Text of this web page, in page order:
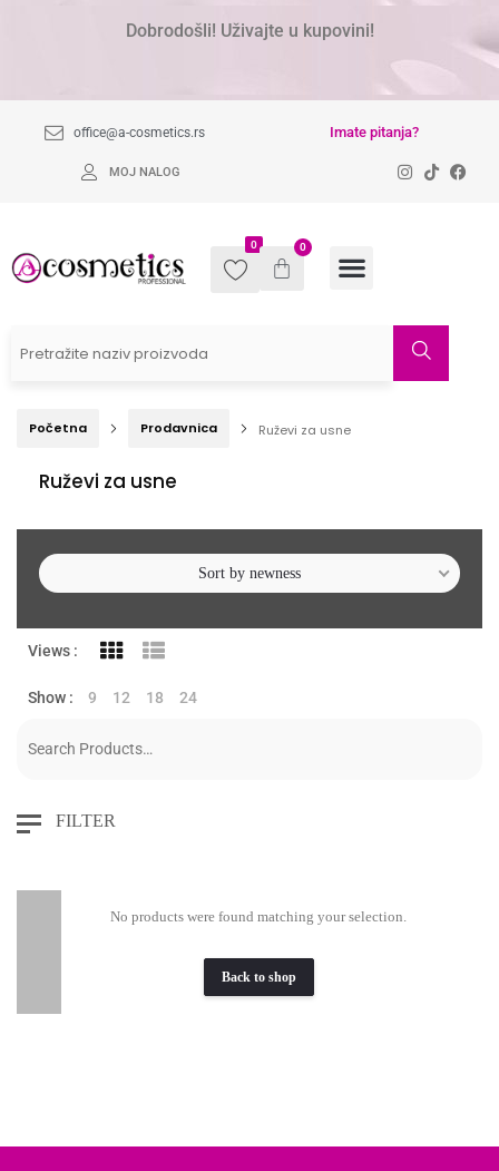
Dobrodošli! Uživajte u kupovini!
office@a-cosmetics.rs Imate pitanja?
MOJ NALOG
0 0
Početna Prodavnica Ruževi za usne
Ruževi za usne
FILTER
Sort by newness
Views :
Show : 9 12 18 24
No products were found matching your selection.
Back to shop